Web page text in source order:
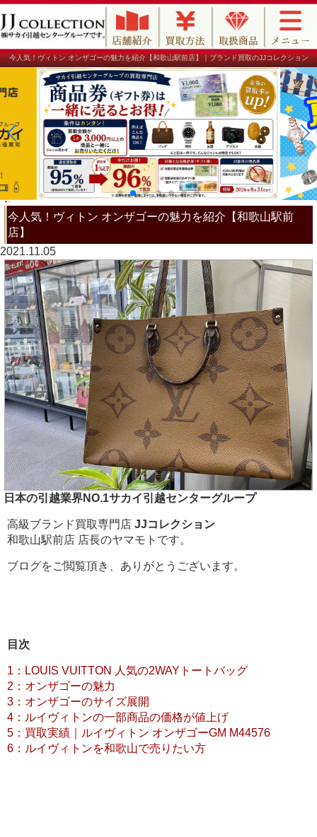
今人気！ヴィトン オンザゴーの魅力を紹介【和歌山駅前店】｜ブランド買取のJJコレクション
今人気！ヴィトン オンザゴーの魅力を紹介【和歌山駅前
店】
2021.11.05
日本の引越業界NO.1サカイ引越センターグループ
高級ブランド買取専門店 JJコレクション
和歌山駅前店 店長のヤマモトです。
ブログをご閲覧頂き、ありがとうございます。
目次
1：LOUIS VUITTON 人気の2WAYトートバッグ
2：オンザゴーの魅力
3：オンザゴーのサイズ展開
4：ルイヴィトンの一部商品の価格が値上げ
5：買取実績｜ルイヴィトン オンザゴーGM M44576
6：ルイヴィトンを和歌山で売りたい方